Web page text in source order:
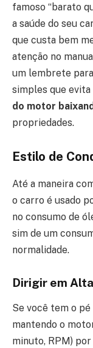
famoso “barato
a saúde do seu
que custa bem
atenção no
um lembrete
simples que
do motor
propriedades.
Estilo de
Até a maneira
o carro é usado
no consumo de
sim de um
normalidade.
Dirigir em
Se você tem o
mantendo o
minuto, RPM)